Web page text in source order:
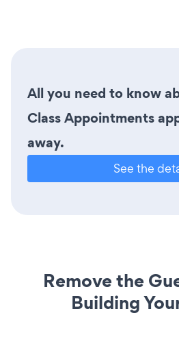
All you need to know
Class Appointments
away.
See the
Remove the
Building